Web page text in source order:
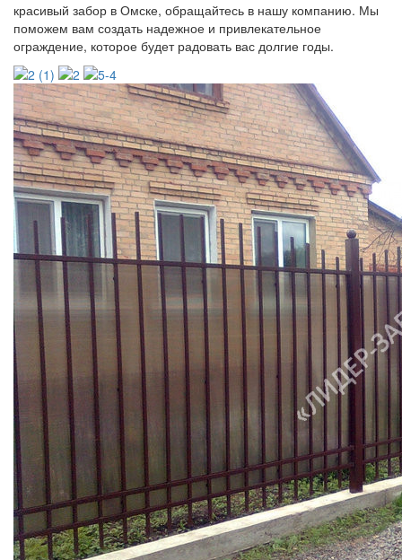
красивый забор в Омске, обращайтесь в нашу компанию. Мы
поможем вам создать надежное и привлекательное
ограждение, которое будет радовать вас долгие годы.